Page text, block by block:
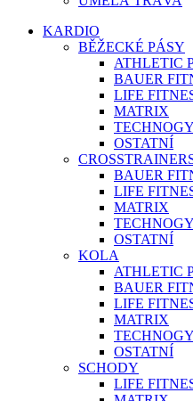
KARDIO
BĚŽECKÉ PÁSY
ATHLETIC
BAUER
LIFE
MATRIX
OSTATNÍ
BAUER
LIFE
MATRIX
OSTATNÍ
KOLA
ATHLETIC
BAUER
LIFE
MATRIX
OSTATNÍ
SCHODY
LIFE